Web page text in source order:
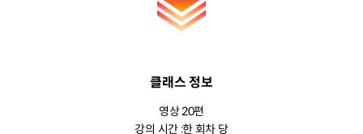
클래스 정보
영상 20편
강의 시간 :한 회차 당